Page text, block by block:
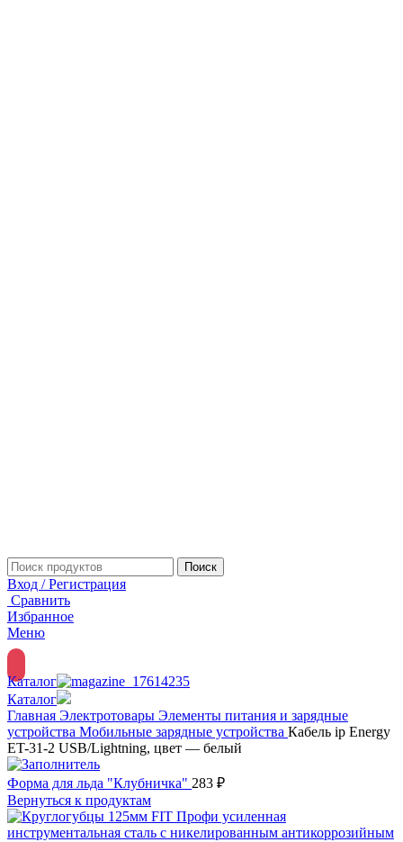
Поиск
Вход / Регистрация
Сравнить
Избранное
Меню
Каталог
Каталог
Главная Электротовары Элементы питания и зарядные
устройства Мобильные зарядные устройства Кабель ip Energy
ET-31-2 USB/Lightning, цвет — белый
Форма для льда "Клубничка" 283 ₽
Вернуться к продуктам